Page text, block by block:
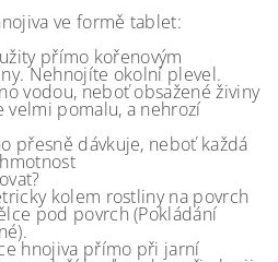
ve formě tablet:
přímo kořenovým
Nehnojíte okolní plevel.
vodou, neboť obsažené živiny
velmi pomalu, a nehrozí
přesně dávkuje, neboť každá
kolem rostliny na povrch
pod povrch (Pokládání
hnojiva přímo při jarní